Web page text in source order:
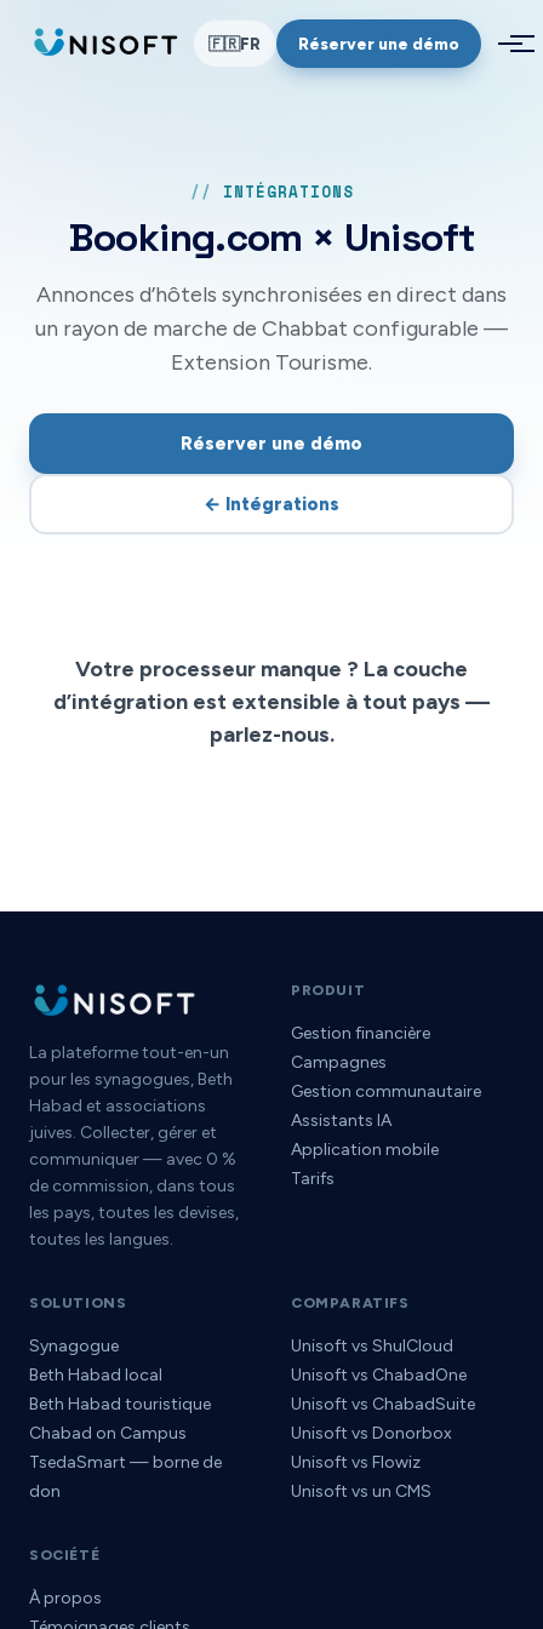
🇫🇷FR Réserver une démo
INTÉGRATIONS
Booking.com × Unisoft
Annonces d’hôtels synchronisées en direct dans
un rayon de marche de Chabbat configurable —
Extension Tourisme.
Réserver une démo
← Intégrations
Votre processeur manque ? La couche
d’intégration est extensible à tout pays —
parlez-nous.
La plateforme tout-en-un
pour les synagogues, Beth
Habad et associations
juives. Collecter, gérer et
communiquer — avec 0 %
de commission, dans tous
les pays, toutes les devises,
toutes les langues.
PRODUIT
Gestion financière
Campagnes
Gestion communautaire
Assistants IA
Application mobile
Tarifs
SOLUTIONS
Synagogue
Beth Habad local
Beth Habad touristique
Chabad on Campus
TsedaSmart — borne de
don
COMPARATIFS
Unisoft vs ShulCloud
Unisoft vs ChabadOne
Unisoft vs ChabadSuite
Unisoft vs Donorbox
Unisoft vs Flowiz
Unisoft vs un CMS
SOCIÉTÉ
À propos